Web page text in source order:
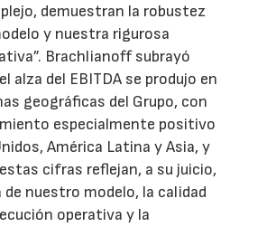
demuestran la robustez
y nuestra rigurosa
Brachlianoff subrayó
alza del EBITDA se produjo en
geográficas del Grupo, con
especialmente positivo
América Latina y Asia, y
cifras reflejan, a su juicio,
de nuestro modelo, la calidad
operativa y la